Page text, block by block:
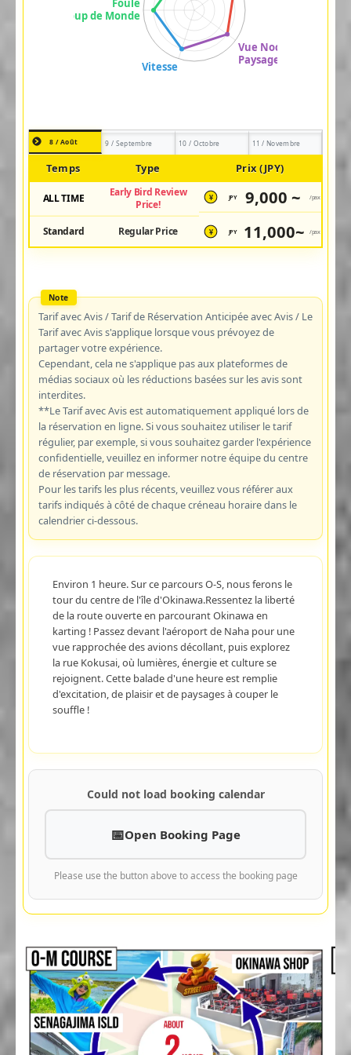
8 / Août 9 / Septembre 10 / Octobre 11 / Novembre
Temps Type Prix (JPY)
ALL TIME
Early Bird Review
Price!
¥ JPY 9,000 ~ /pax
Standard Regular Price ¥ JPY 11,000~ /pax
Tarif avec Avis / Tarif de Réservation Anticipée avec Avis / Le
Tarif avec Avis s'applique lorsque vous prévoyez de
partager votre expérience.
Cependant, cela ne s'applique pas aux plateformes de
médias sociaux où les réductions basées sur les avis sont
interdites.
**Le Tarif avec Avis est automatiquement appliqué lors de
la réservation en ligne. Si vous souhaitez utiliser le tarif
régulier, par exemple, si vous souhaitez garder l'expérience
confidentielle, veuillez en informer notre équipe du centre
de réservation par message.
Pour les tarifs les plus récents, veuillez vous référer aux
tarifs indiqués à côté de chaque créneau horaire dans le
calendrier ci-dessous.
Environ 1 heure. Sur ce parcours O-S, nous ferons le
tour du centre de l'île d'Okinawa.Ressentez la liberté
de la route ouverte en parcourant Okinawa en
karting ! Passez devant l'aéroport de Naha pour une
vue rapprochée des avions décollant, puis explorez
la rue Kokusai, où lumières, énergie et culture se
rejoignent. Cette balade d'une heure est remplie
d'excitation, de plaisir et de paysages à couper le
souffle !
Could not load booking calendar
Open Booking Page
Please use the button above to access the booking page